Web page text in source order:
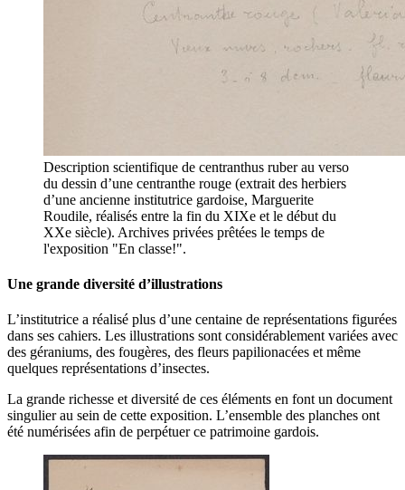
Description scientifique de centranthus ruber au verso
du dessin d’une centranthe rouge (extrait des herbiers
d’une ancienne institutrice gardoise, Marguerite
Roudile, réalisés entre la fin du XIXe et le début du
XXe siècle). Archives privées prêtées le temps de
l'exposition "En classe!".
Une grande diversité d’illustrations
L’institutrice a réalisé plus d’une centaine de représentations figurées
dans ses cahiers. Les illustrations sont considérablement variées avec
des géraniums, des fougères, des fleurs papilionacées et même
quelques représentations d’insectes.
La grande richesse et diversité de ces éléments en font un document
singulier au sein de cette exposition. L’ensemble des planches ont
été numérisées afin de perpétuer ce patrimoine gardois.